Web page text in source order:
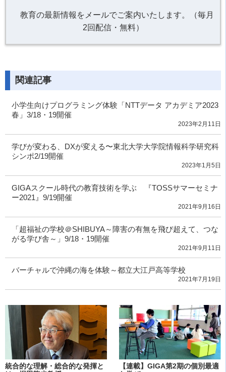
教育の最新情報をメールでご案内いたします。（毎月
2回配信・無料）
関連記事
小学生向けプログラミング体験「NTTデータ アカデミア2023
春」3/18・19開催
2023年2月11日
学びが変わる、DXが変える〜東北大学大学院情報科学研究科
シンポ2/19開催
2023年1月5日
GIGAスクール時代の教育技術を学ぶ 『TOSSサマーセミナ
ー2021』9/19開催
2021年9月16日
「超福祉の学校＠SHIBUYA～障害の有無を飛び超えて、つな
がる学び舎～」9/18・19開催
2021年9月11日
バーチャルで沖縄の海を体験～都立大江戸高等学校
2021年7月19日
統合的な理解・総合的な発揮と
【連載】GIGA第2期の個別最適